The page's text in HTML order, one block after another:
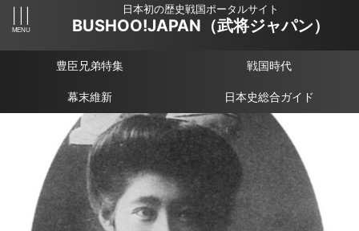
日本初の歴史戦国ポータルサイト
BUSHOO!JAPAN（武将ジャパン）
豊臣兄弟特集 戦国時代
幕末維新 日本史総合ガイド